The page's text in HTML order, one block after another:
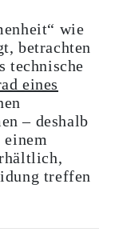
wie
betrachten
technische
eines
– deshalb
treffen